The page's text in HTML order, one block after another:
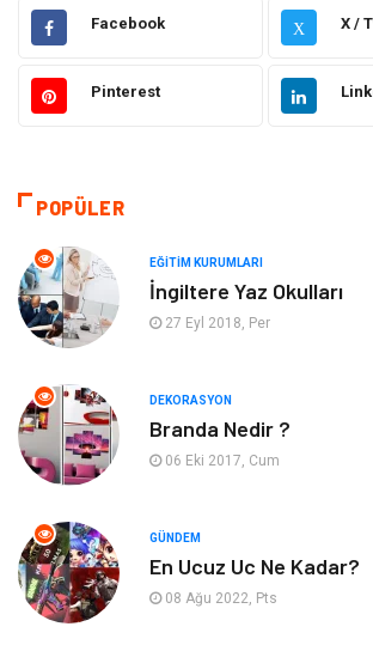
Gıda Elektrik
Bilgisayar ve Yazılım Alışveriş
Hukuk
Otomotiv
Yapı İnşaat
Tatil
Bahçe Ev Maden ve
Organizasyon Plastik
Emlak
Facebook X X /
Pinterest
POPÜLER
EĞITIM KURUMLARI
İngiltere Yaz Okulları
27 Eyl 2018, Per
DEKORASYON
Branda Nedir ?
06 Eki 2017, Cum
GÜNDEM
En Ucuz Uc Ne Kadar?
08 Ağu 2022, Pts